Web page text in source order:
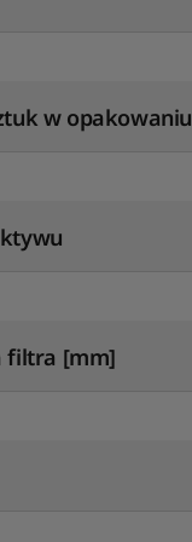
w opakowaniu
filtra [mm]